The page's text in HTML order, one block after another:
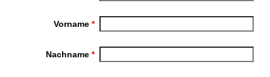
Vorname*
Nachname*